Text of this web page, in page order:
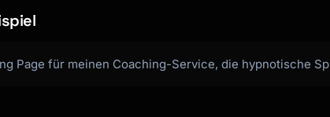
Page für meinen Coaching-Service, die hypnotische